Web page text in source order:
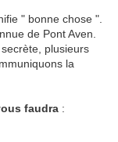
" bonne chose ".
de Pont Aven.
plusieurs
la
faudra :